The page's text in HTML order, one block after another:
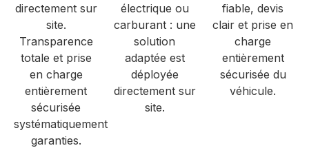
directement sur
site.
Transparence
totale et prise
en charge
entièrement
sécurisée
systématiquement
garanties.
électrique ou
carburant : une
solution
adaptée est
déployée
directement sur
site.
fiable, devis
clair et prise en
charge
entièrement
sécurisée du
véhicule.